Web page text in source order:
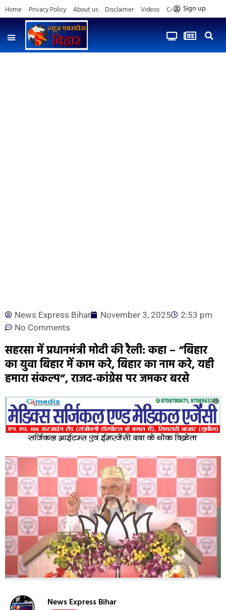
Home Privacy Policy About us Disclaimer Videos Contact us
Sign up
News Express Bihar November 3, 2025
2:53 pm
No Comments
सहरसा में प्रधानमंत्री मोदी की रैली: कहा – “बिहार
का युवा बिहार में काम करे, बिहार का नाम करे, यही
हमारा संकल्प”, राजद-कांग्रेस पर जमकर बरसे
News Express Bihar